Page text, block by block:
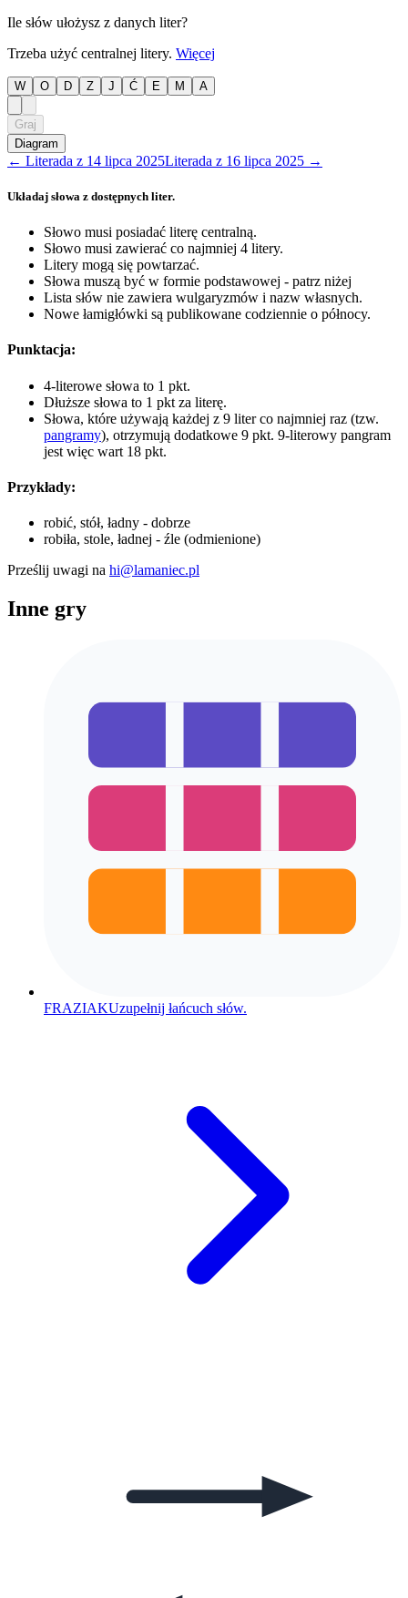
Ile słów ułożysz z danych liter?
Trzeba użyć centralnej litery. Więcej
W O D Z J Ć E M A
Graj
Diagram
← Literada z 14 lipca 2025Literada z 16 lipca 2025 →
Układaj słowa z dostępnych liter.
Słowo musi posiadać literę centralną.
Słowo musi zawierać co najmniej 4 litery.
Litery mogą się powtarzać.
Słowa muszą być w formie podstawowej - patrz niżej
Lista słów nie zawiera wulgaryzmów i nazw własnych.
Nowe łamigłówki są publikowane codziennie o północy.
Punktacja:
4-literowe słowa to 1 pkt.
Dłuższe słowa to 1 pkt za literę.
Słowa, które używają każdej z 9 liter co najmniej raz (tzw.
pangramy), otrzymują dodatkowe 9 pkt. 9-literowy pangram
jest więc wart 18 pkt.
Przykłady:
robić, stół, ładny - dobrze
robiła, stole, ładnej - źle (odmienione)
Prześlij uwagi na hi@lamaniec.pl
Inne gry
FRAZIAKUzupełnij łańcuch słów.